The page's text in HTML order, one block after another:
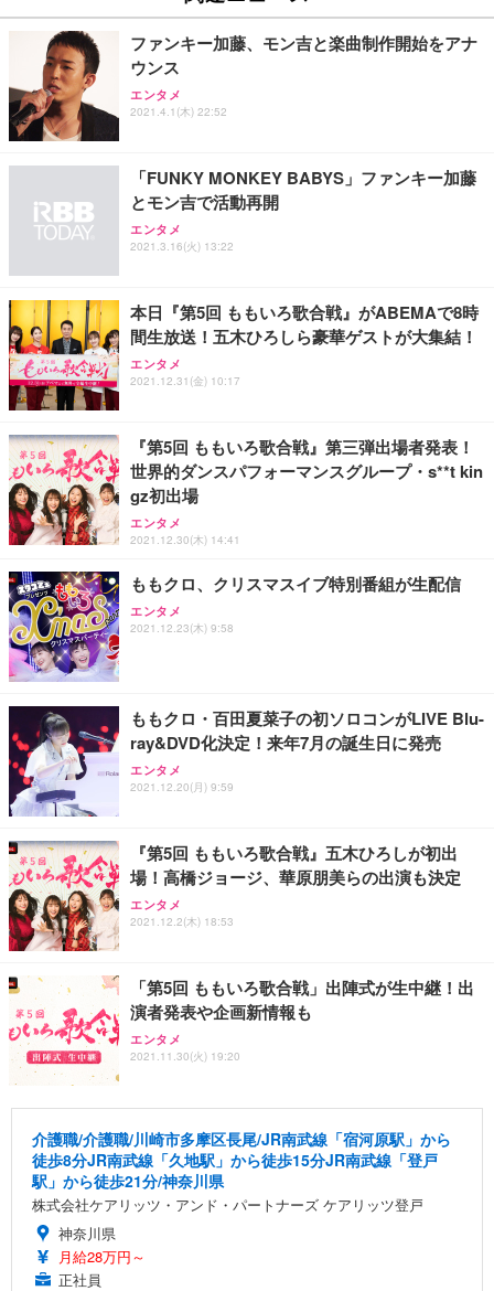
￥27,999
Sezlife オフィスチェア デスクチェア 疲れない テレ
ワーク チェア 強化バックレスト 30度ロッキング機
能 人間工学 椅子 腰サポート 90度跳ね上げ式アーム
務用 おしゃれ パソコンチェア (ブラック)
Sezlife オフィスチェア デスクチェア 疲れない テレ
ワーク チェア 強化バックレスト 30度ロッキング機
能 人間工学 椅子 腰サポート 90度跳ね上げ式アーム
務用 おしゃれ パソコンチェア (ホワイト)
ANDWINT オフィスチェア デスクチェア 肘なし メ
ッシュ 通気性 ランバーサポート付き 腰サポート ガ
ス圧無段階昇降 360度回転 キャスター付き コンパク
￥109,572
【純正品】27"ゲーミングモニター DualSense 充電
フック付き（CFI-ZDM1J）
【整備済み品】Dell E2724HS 27インチ 液晶モニタ
ー フルHD（1920×1080）VA 非光沢 HDMI/DisplayP
ort/VGA スピーカー内蔵 高さ調整 スイベル VESA対
【MiniLED/24.5inch/280Hz/FHD】GRAPHT THE S
HOOTER Gaming Monitor 24” Essential ゲーミン
グモニター QD 24.5インチ 1ms FHD 量子ドット 残
￥3,234
ネオ・ルーライフ ネオ・オムツ L 中型犬用 26枚入
り 単品
Smart Basic(スマートベーシック) 【Amazon.co.jp
限定】 Smart Basic アイリスオーヤマ ペットシーツ
超厚型 お徳用 ワイド 100枚入 (x 1) (ケース販売)
アイリスオーヤマ ペットシーツ 超厚型 お徳用 レギ
ュラー 200枚入【Amazon.co.jp限定】
ファンキー加藤、モン吉と楽曲制作開始をアナ
ウンス
エンタメ
2021.4.1(木) 22:52
「FUNKY MONKEY BABYS」ファンキー加藤
とモン吉で活動再開
エンタメ
2021.3.16(火) 13:22
本日『第5回 ももいろ歌合戦』がABEMAで8時
間生放送！五木ひろしら豪華ゲストが大集結！
エンタメ
2021.12.31(金) 10:17
『第5回 ももいろ歌合戦』第三弾出場者発表！
世界的ダンスパフォーマンスグループ・s**t kin
gz初出場
エンタメ
2021.12.30(木) 14:41
ももクロ、クリスマスイブ特別番組が生配信
エンタメ
2021.12.23(木) 9:58
ももクロ・百田夏菜子の初ソロコンがLIVE Blu-
ray&DVD化決定！来年7月の誕生日に発売
エンタメ
2021.12.20(月) 9:59
『第5回 ももいろ歌合戦』五木ひろしが初出
場！高橋ジョージ、華原朋美らの出演も決定
エンタメ
2021.12.2(木) 18:53
「第5回 ももいろ歌合戦」出陣式が生中継！出
演者発表や企画新情報も
エンタメ
2021.11.30(火) 19:20
介護職/介護職/川崎市多摩区長尾/JR南武線「宿河原駅」から
徒歩8分JR南武線「久地駅」から徒歩15分JR南武線「登戸
駅」から徒歩21分/神奈川県
株式会社ケアリッツ・アンド・パートナーズ ケアリッツ登戸
神奈川県
月給28万円～
正社員